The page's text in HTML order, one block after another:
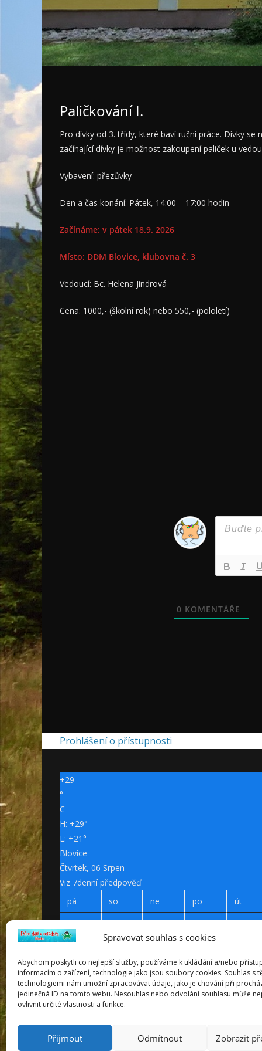
Spravovat souhlas s cookies
Abychom poskytli co nejlepší služby, používáme k ukládání a/nebo
informacím o zařízení, technologie jako jsou soubory cookies. Souhlas s
technologiemi nám umožní zpracovávat údaje, jako je chování při
jedinečná ID na tomto webu. Nesouhlas nebo odvolání souhlasu může
ovlivnit určité vlastnosti a funkce.
Přijmout Odmítnout Zobrazit
Paličkování I.
Pro dívky od 3. třídy, které baví ruční práce. Dívky
začínající dívky je možnost zakoupení paliček u
Vybavení: přezůvky
Den a čas konání: Pátek, 14:00 – 17:00 hodin
Začínáme: v pátek 18.9. 2026
Místo: DDM Blovice, klubovna č. 3
Vedoucí: Bc. Helena Jindrová
Cena: 1000,- (školní rok) nebo 550,- (pololetí)
0 KOMENTÁŘE
Prohlášení o přístupnosti
+29
°
C
H: +29°
L: +21°
Blovice
Čtvrtek, 06 Srpen
Viz 7denní předpověď
pá
so ne po út
+30° 31° 34°
Prohlášení o přístupnosti
Webdesign Petr Háček © 2019